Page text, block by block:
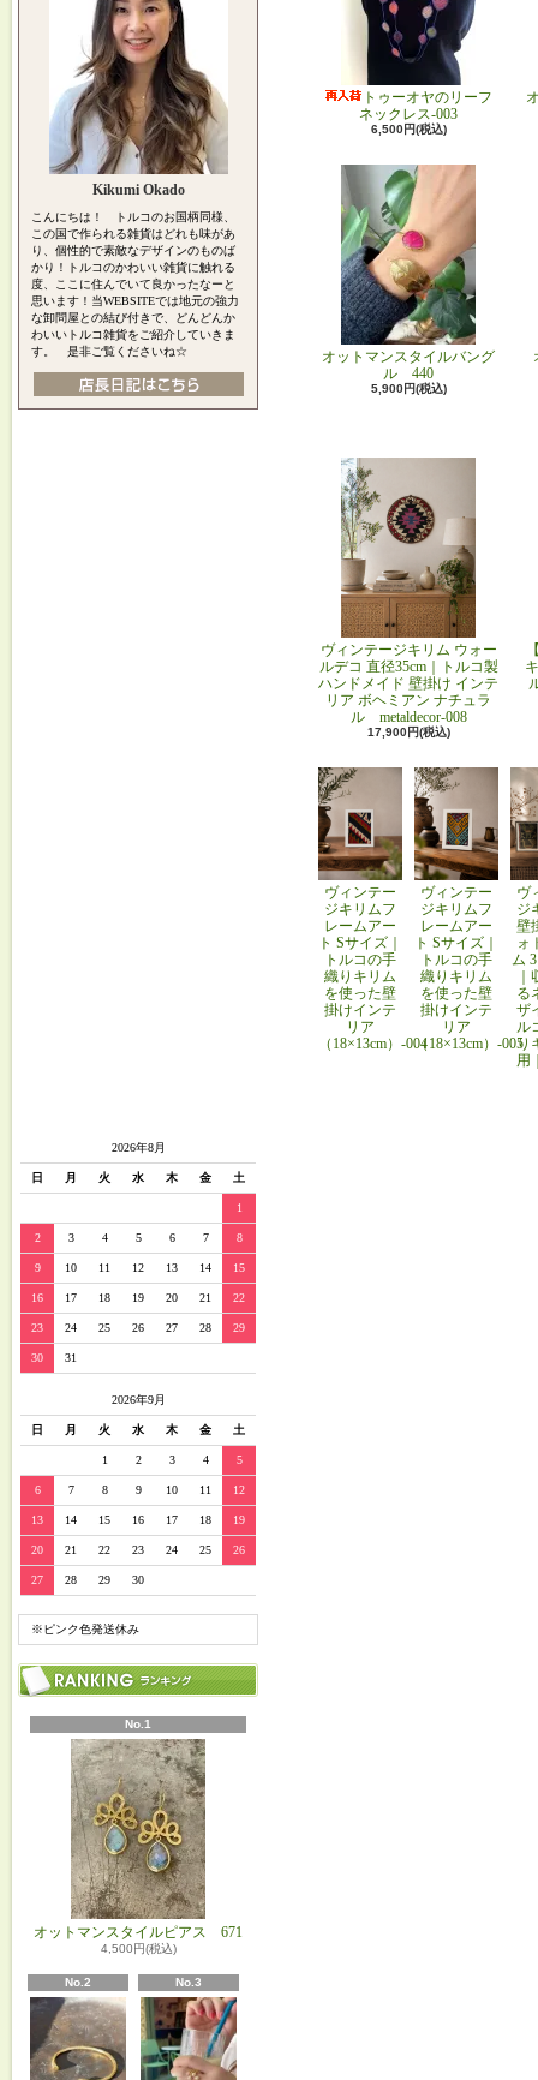
Kikumi Okado
こんにちは！ トルコのお国柄同様、
この国で作られる雑貨はどれも味があ
り、個性的で素敵なデザインのものば
かり！トルコのかわいい雑貨に触れる
度、ここに住んでいて良かったなーと
思います！当WEBSITEでは地元の強力
な卸問屋との結び付きで、どんどんか
わいいトルコ雑貨をご紹介していきま
す。 是非ご覧くださいね☆
2026年8月
日 月 火 水 木 金 土
1
2 3 4 5 6 7 8
9 10 11 12 13 14 15
16 17 18 19 20 21 22
23 24 25 26 27 28 29
30 31
2026年9月
日 月 火 水 木 金 土
1 2 3 4 5
6 7 8 9 10 11 12
13 14 15 16 17 18 19
20 21 22 23 24 25 26
27 28 29 30
※ピンク色発送休み
No.1
オットマンスタイルピアス 671
4,500円(税込)
No.2 No.3
トゥーオヤのリーフ
ネックレス-003
6,500円(税込)
オットマンスタイルバング
ル 440
5,900円(税込)
ヴィンテージキリム ウォー
ルデコ 直径35cm｜トルコ製
ハンドメイド 壁掛け インテ
リア ボヘミアン ナチュラ
ル metaldecor-008
17,900円(税込)
ヴィンテー
ジキリムフ
レームアー
ト Sサイズ｜
トルコの手
織りキリム
を使った壁
掛けインテ
リア
（18×13cm）-004
ヴィンテー
ジキリムフ
レームアー
ト Sサイズ｜
トルコの手
織りキリム
を使った壁
掛けインテ
リア
（18×13cm）-005
ヴ
ジ
壁
ォ
ム
る
ザ
ル
り
用